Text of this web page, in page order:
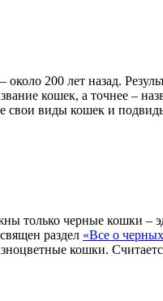
200 лет назад.
кошек, а точнее –
свои виды кошек и
только черные кошки
раздел «Все о
кошки.